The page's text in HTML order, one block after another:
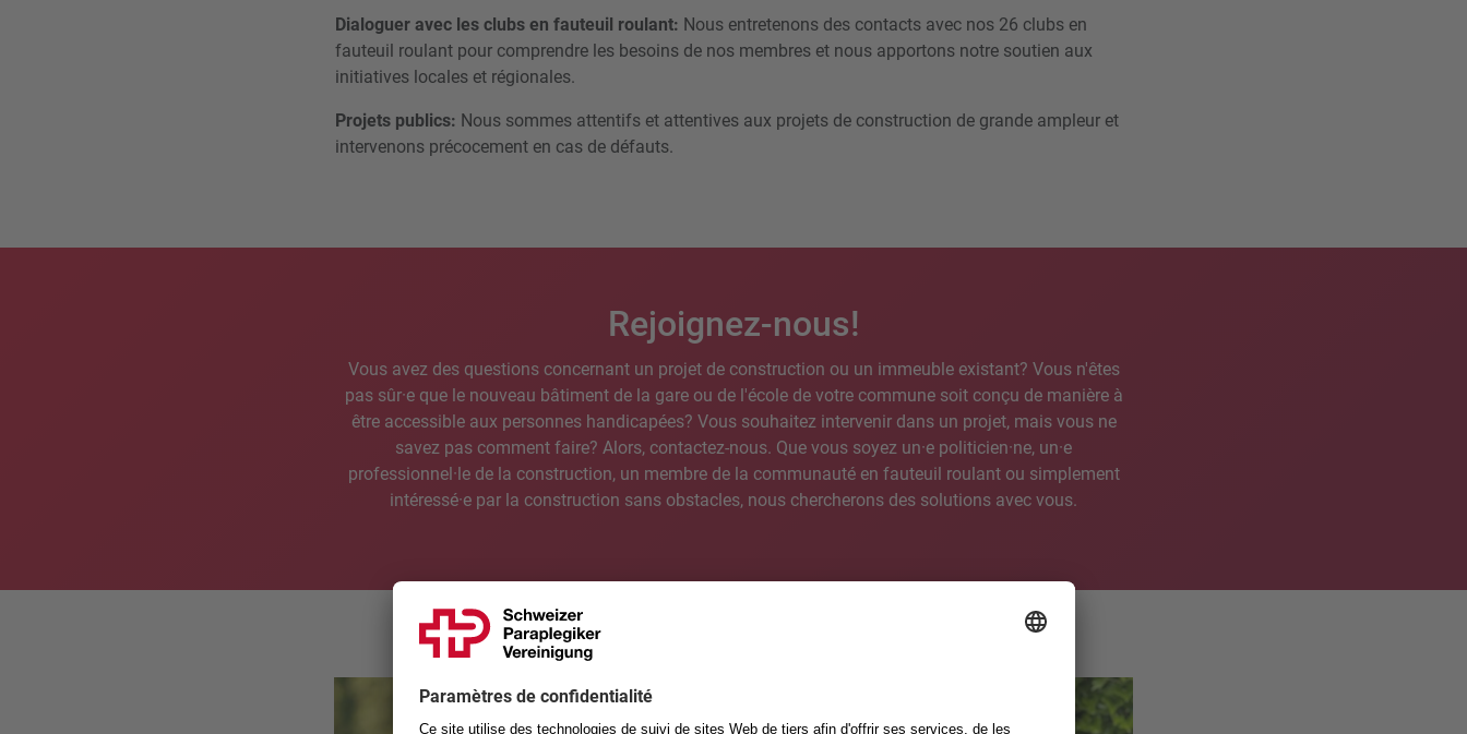
Dialoguer avec les clubs en fauteuil roulant: Nous entretenons des contacts avec nos 26 clubs en
fauteuil roulant pour comprendre les besoins de nos membres et nous apportons notre soutien aux
initiatives locales et régionales.
Projets publics: Nous sommes attentifs et attentives aux projets de construction de grande ampleur et
intervenons précocement en cas de défauts.
Rejoignez-nous!
Vous avez des questions concernant un projet de construction ou un immeuble existant? Vous n'êtes
pas sûr·e que le nouveau bâtiment de la gare ou de l'école de votre commune soit conçu de manière à
être accessible aux personnes handicapées? Vous souhaitez intervenir dans un projet, mais vous ne
savez pas comment faire? Alors, contactez-nous. Que vous soyez un·e politicien·ne, un·e
professionnel·le de la construction, un membre de la communauté en fauteuil roulant ou simplement
intéressé·e par la construction sans obstacles, nous chercherons des solutions avec vous.